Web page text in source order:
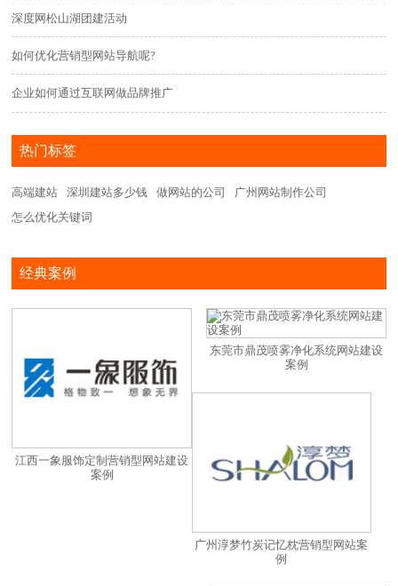
深度网松山湖团建活动
如何优化营销型网站导航呢?
企业如何通过互联网做品牌推广
热门标签
高端建站 深圳建站多少钱 做网站的公司
广州网站制作公司
怎么优化关键词
经典案例
江西一象服饰定制营销型网站建设
案例
东莞市鼎茂喷雾净化系统网站建设
案例
广州淳梦竹炭记忆枕营销型网站案
例